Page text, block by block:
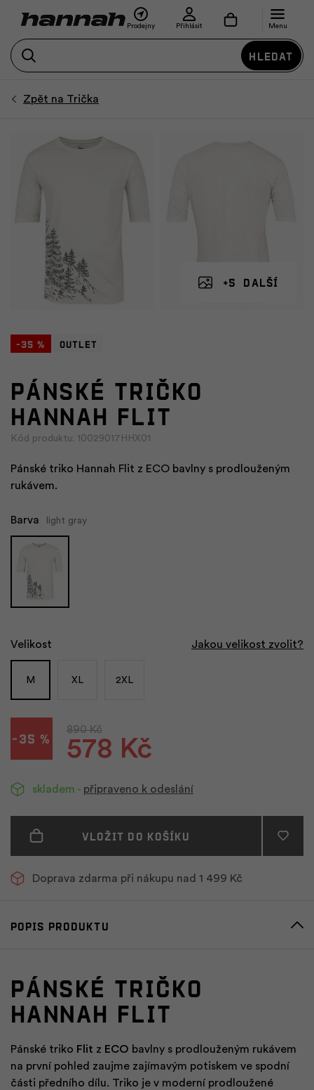
Hledat
Prodejny Přihlásit Menu
+5 další
-35 % Outlet
Pánské tričko
HANNAH FLIT
Kód produktu: 10029017HHX01
Pánské triko Hannah Flit z ECO bavlny s prodlouženým
rukávem.
Barva light gray
Velikost Jakou velikost zvolit?
M XL 2XL
-35 % 890 Kč
578 Kč
skladem - připraveno k odeslání
Vložit do košíku
Doprava zdarma při nákupu nad 1 499 Kč
Popis produktu
Pánské tričko
HANNAH FLIT
Pánské triko Flit z ECO bavlny s prodlouženým rukávem
na první pohled zaujme zajímavým potiskem ve spodní
části předního dílu. Triko je v moderní prodloužené